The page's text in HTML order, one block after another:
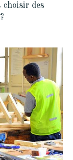
choisir des